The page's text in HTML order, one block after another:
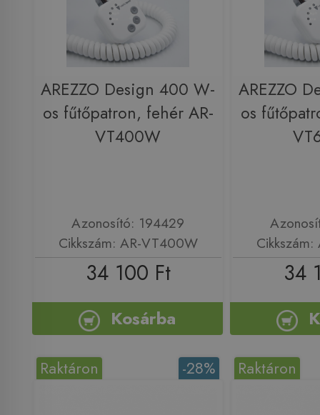
AREZZO Design 400 W-
os fűtőpatron, fehér AR-
VT400W
Azonosító: 194429
Cikkszám: AR-VT400W
34 100 Ft
Kosárba
AREZZO
os
34
-28%
Raktáron Raktáron